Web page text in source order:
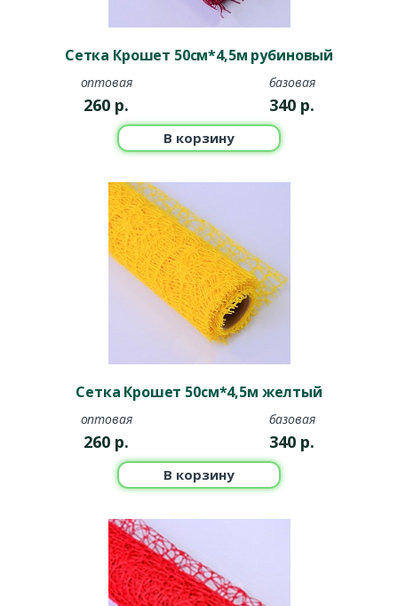
Сетка Крошет 50см*4,5м рубиновый
оптовая
260 р.
базовая
340 р.
В корзину
Сетка Крошет 50см*4,5м желтый
оптовая
260 р.
базовая
340 р.
В корзину